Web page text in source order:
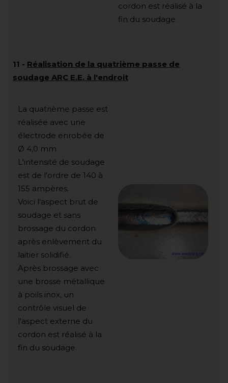
cordon est réalisé à la
fin du soudage.
11 - Réalisation de la quatrième passe de
soudage ARC E.E. à l'endroit
La quatrième passe est
réalisée avec une
électrode enrobée de
Ø 4,0 mm
L'intensité de soudage
est de l'ordre de 140 à
155 ampères.
Voici l'aspect brut de
soudage et sans
brossage du cordon
après enlèvement du
laitier solidifié.
Après brossage avec
une brosse métallique
à poils inox, un
contrôle visuel de
l'aspect externe du
cordon est réalisé à la
fin du soudage.